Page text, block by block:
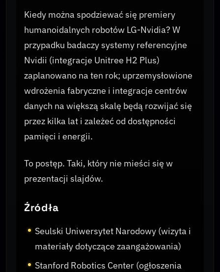
Kiedy można spodziewać się premiery
humanoidalnych robotów LG-Nvidia? W
przypadku badaczy systemy referencyjne
Nvidii (integracje Unitree H2 Plus)
zaplanowano na ten rok; uprzemysłowione
wdrożenia fabryczne i integracje centrów
danych na większą skalę będą rozwijać się
przez kilka lat i zależeć od dostępności
pamięci i energii.
To postęp. Taki, który nie mieści się w
prezentacji slajdów.
Źródła
Seulski Uniwersytet Narodowy (wizyta i
materiały dotyczące zaangażowania)
Stanford Robotics Center (ogłoszenia